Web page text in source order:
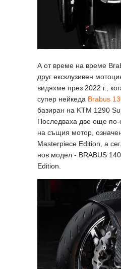
А от време на време
друг ексклузивен
видяхме през 2022 г.,
супер нейкеда Brabus
базиран на KTM 1290
Последваха две още по-
на същия мотор,
Masterpiece Edition, а
нов модел - BRABUS
Edition.